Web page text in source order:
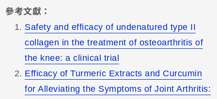
參考文獻：
Safety and efficacy of undenatured type II
collagen in the treatment of osteoarthritis of
the knee: a clinical trial
Efficacy of Turmeric Extracts and Curcumin
for Alleviating the Symptoms of Joint Arthritis: